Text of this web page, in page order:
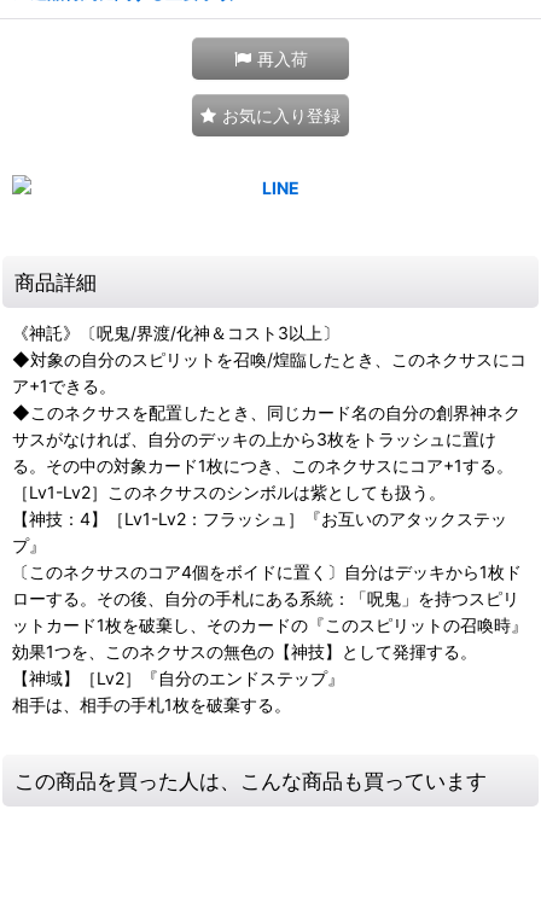
再入荷
お気に入り登録
商品詳細
《神託》〔呪鬼/界渡/化神＆コスト3以上〕
◆対象の自分のスピリットを召喚/煌臨したとき、このネクサスにコ
ア+1できる。
◆このネクサスを配置したとき、同じカード名の自分の創界神ネク
サスがなければ、自分のデッキの上から3枚をトラッシュに置け
る。その中の対象カード1枚につき、このネクサスにコア+1する。
［Lv1-Lv2］このネクサスのシンボルは紫としても扱う。
【神技：4】［Lv1-Lv2：フラッシュ］『お互いのアタックステッ
プ』
〔このネクサスのコア4個をボイドに置く〕自分はデッキから1枚ド
ローする。その後、自分の手札にある系統：「呪鬼」を持つスピリ
ットカード1枚を破棄し、そのカードの『このスピリットの召喚時』
効果1つを、このネクサスの無色の【神技】として発揮する。
【神域】［Lv2］『自分のエンドステップ』
相手は、相手の手札1枚を破棄する。
この商品を買った人は、こんな商品も買っています